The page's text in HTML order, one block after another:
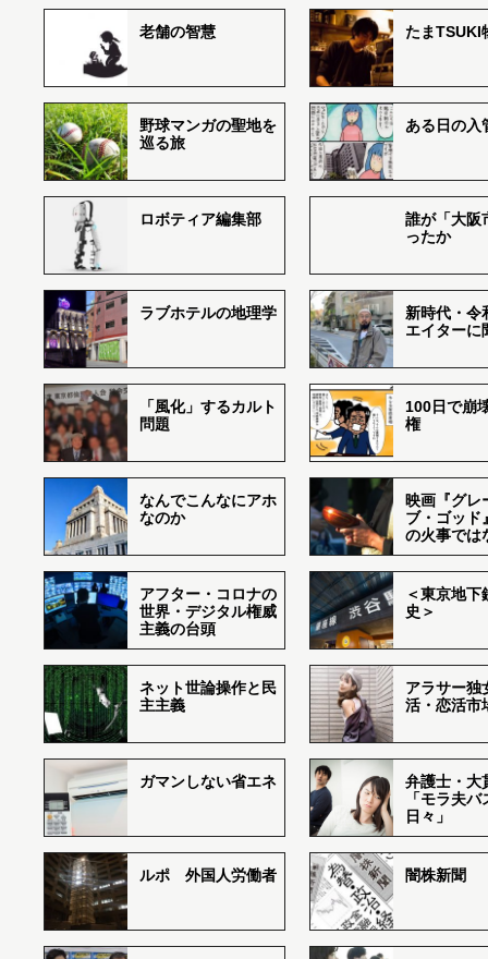
老舗の智慧 たまTSUKI
野球マンガの聖地を
巡る旅
ある日の入
ロボティア編集部
誰が「大阪
ったか
ラブホテルの地理学
新時代・令
エイターに
「風化」するカルト
問題
100日で崩
権
なんでこんなにアホ
なのか
映画『グレ
ブ・ゴッド
の火事では
アフター・コロナの
世界・デジタル権威
主義の台頭
＜東京地下
史＞
ネット世論操作と民
主主義
アラサー独
活・恋活市
ガマンしない省エネ
弁護士・大
「モラ夫
日々」
ルポ 外国人労働者 闇株新聞